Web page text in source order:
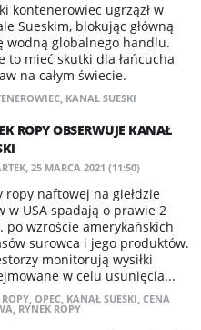
kontenerowiec ugrzązł w
Sueskim, blokując główną
wodną globalnego handlu.
to mieć skutki dla łańcucha
na całym świecie.
, KANAŁ SUESKI
ROPY OBSERWUJE KANAŁ
25 MARCA 2021 (11:50)
ropy naftowej na giełdzie
w USA spadają o prawie 2
po wzroście amerykańskich
surowca i jego produktów.
monitorują wysiłki
w celu usunięcia...
, OPEC, KANAŁ SUESKI, CENA
, RYNEK ROPY